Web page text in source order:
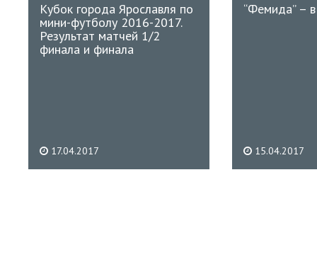
Кубок города Ярославля по
мини-футболу 2016-2017.
Результат матчей 1/2
финала и финала
17.04.2017
“Фемида” –
15.04.2017